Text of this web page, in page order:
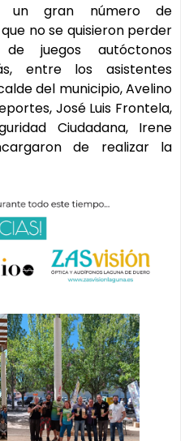
un gran número de
no se quisieron perder
juegos autóctonos
entre los asistentes
del municipio, Avelino
José Luis Frontela,
Ciudadana, Irene
de realizar la